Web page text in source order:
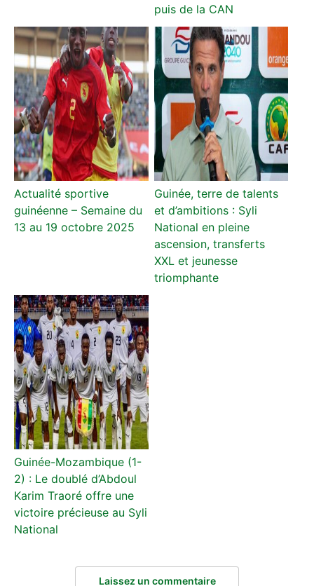
puis de la CAN
Actualité sportive
guinéenne – Semaine du
13 au 19 octobre 2025
Guinée, terre de talents
et d’ambitions : Syli
National en pleine
ascension, transferts
XXL et jeunesse
triomphante
Guinée-Mozambique (1-
2) : Le doublé d’Abdoul
Karim Traoré offre une
victoire précieuse au Syli
National
Laissez un commentaire